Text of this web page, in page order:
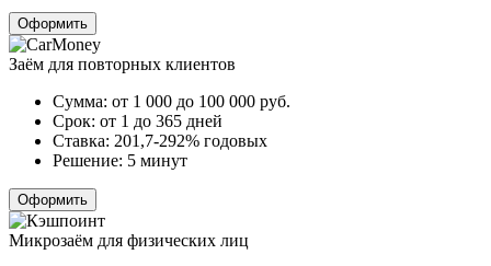
Оформить
Заём для повторных клиентов
Сумма: от 1 000 до 100 000 руб.
Срок: от 1 до 365 дней
Ставка: 201,7-292% годовых
Решение: 5 минут
Оформить
Микрозаём для физических лиц